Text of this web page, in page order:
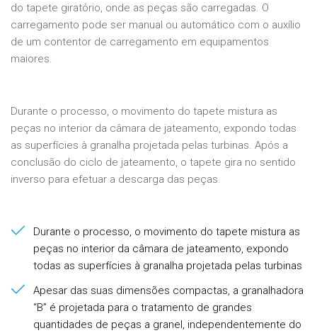
do tapete giratório, onde as peças são carregadas. O
carregamento pode ser manual ou automático com o auxílio
de um contentor de carregamento em equipamentos
maiores.
Durante o processo, o movimento do tapete mistura as
peças no interior da câmara de jateamento, expondo todas
as superfícies à granalha projetada pelas turbinas. Após a
conclusão do ciclo de jateamento, o tapete gira no sentido
inverso para efetuar a descarga das peças.
Durante o processo, o movimento do tapete mistura as
peças no interior da câmara de jateamento, expondo
todas as superfícies à granalha projetada pelas turbinas
Apesar das suas dimensões compactas, a granalhadora
“B” é projetada para o tratamento de grandes
quantidades de peças a granel, independentemente do